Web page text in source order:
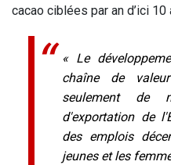
cacao ciblées par an d’ici 10
« Le
chaîne de
seulement de
d'exportation de
des emplois
jeunes et les